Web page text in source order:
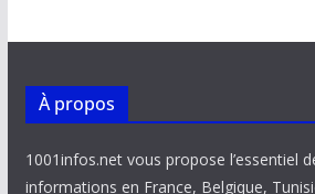
À propos
1001infos.net vous propose l’essentiel
informations en France, Belgique,